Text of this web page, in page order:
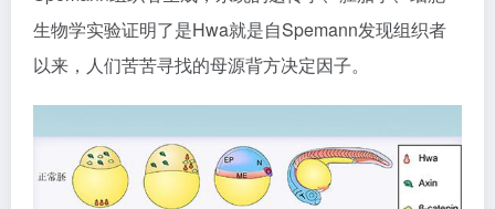
生物学实验证明了是Hwa就是自Spemann发现组织者
以来，人们苦苦寻找的母源背方决定因子。